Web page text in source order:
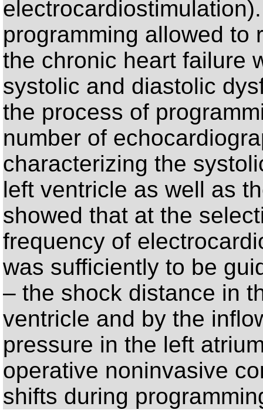
programming allowed to
the chronic heart failure
systolic and diastolic
the process of
number of
characterizing the
left ventricle as well as
showed that at the
frequency of
was sufficiently to be
– the shock distance in
ventricle and by the
pressure in the left
operative noninvasive
shifts during